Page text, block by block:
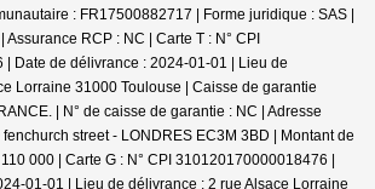
: FR17500882717 | Forme juridique : SAS |
Assurance RCP : NC | Carte T : N° CPI
Date de délivrance : 2024-01-01 | Lieu de
Lorraine 31000 Toulouse | Caisse de garantie
| N° de caisse de garantie : NC | Adresse
street - LONDRES EC3M 3BD | Montant de
000 | Carte G : N° CPI 310120170000018476 |
01-01 | Lieu de délivrance : 2 rue Alsace Lorraine